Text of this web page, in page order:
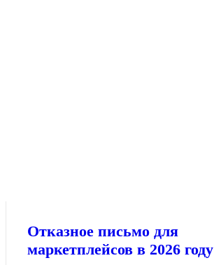
Отказное письмо для
маркетплейсов в 2026 году